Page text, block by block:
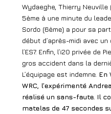
Wydaeghe, Thierry Neuville
5ème à une minute du
Sordo (6ème) a pour sa
début d’après-midi avec
l’ES7. Enfin, l’i20 privée de
gros accident dans la
L’équipage est indemne. En
WRC, l’expérimenté
réalisé un sans-faute. Il
matelas de 47 secondes